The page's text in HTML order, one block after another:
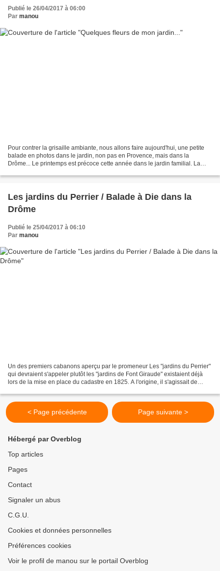
Publié le 26/04/2017 à 06:00
Par manou
Pour contrer la grisaille ambiante, nous allons faire aujourd'hui, une petite
balade en photos dans le jardin, non pas en Provence, mais dans la
Drôme... Le printemps est précoce cette année dans le jardin familial. La
Les jardins du Perrier / Balade à Die dans la
Drôme
Publié le 25/04/2017 à 06:10
Par manou
Un des premiers cabanons aperçu par le promeneur Les "jardins du Perrier"
qui devraient s'appeler plutôt les "jardins de Font Giraude" existaient déjà
lors de la mise en place du cadastre en 1825. A l'origine, il s'agissait de
< Page précédente Page suivante >
Hébergé par Overblog
Top articles
Pages
Contact
Signaler un abus
C.G.U.
Cookies et données personnelles
Préférences cookies
Voir le profil de manou sur le portail Overblog